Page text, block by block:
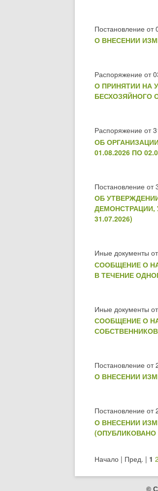
Постановление
О ВНЕСЕНИИ
Распоряжение от
О ПРИНЯТИИ НА
БЕСХОЗЯЙНОГО
Распоряжение от
ОБ
01.08.2026 ПО
Постановление
ОБ
ДЕМОНСТРАЦИИ,
31.07.2026)
Иные документы
СООБЩЕНИЕ О
В ТЕЧЕНИЕ
Иные документы
СООБЩЕНИЕ О
Постановление
О ВНЕСЕНИИ
Постановление
О ВНЕСЕНИИ
(ОПУБЛИКОВАНО
Начало | Пред. | 1 2
©